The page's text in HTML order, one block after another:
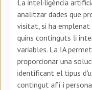
La intel·ligència
analitzar dades que
visitat, si ha
quins continguts li
variables. La IA
proporcionar una
identificant el tipus
contingut afí i